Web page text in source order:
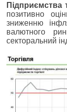
Підприємства
позитивно
зниженню
валютного
секторальний